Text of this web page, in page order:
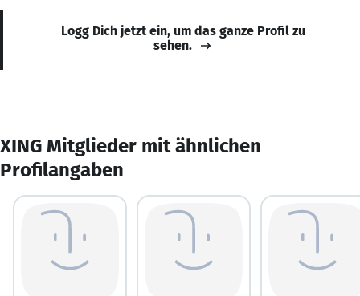
Logg Dich jetzt ein, um das ganze Profil zu
sehen.
XING Mitglieder mit ähnlichen
Profilangaben